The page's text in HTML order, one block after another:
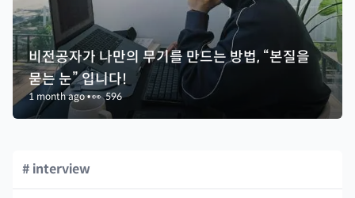
비전공자가 나만의 무기를 만드는 방법, “본질을
묻는 눈” 입니다!
1 month ago•👀596
# interview